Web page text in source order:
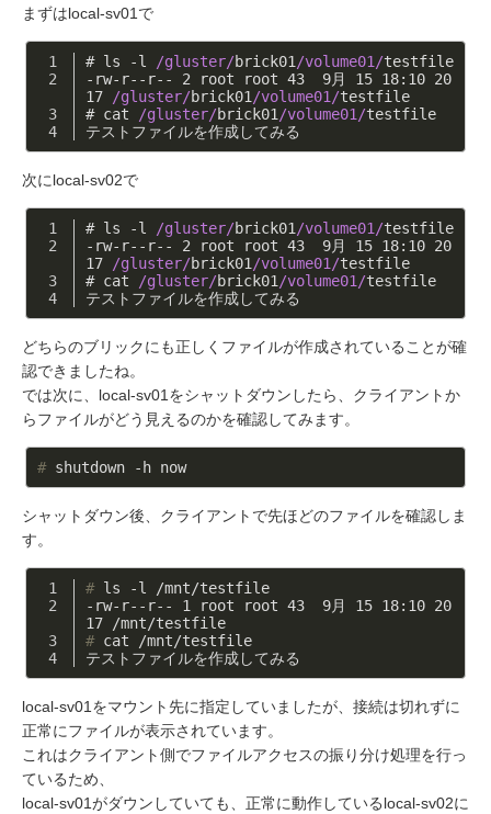
まずはlocal-sv01で
# ls -l /gluster/brick01/volume01/testfile
-rw-r--r-- 2 root root 43 9月 15 18: 10 20
17 /gluster/brick01/volume01/testfile
# cat /gluster/brick01/volume01/testfile
テストファイルを作成してみる
次にlocal-sv02で
# ls -l /gluster/brick01/volume01/testfile
-rw-r--r-- 2 root root 43 9月 15 18: 10 20
17 /gluster/brick01/volume01/testfile
# cat /gluster/brick01/volume01/testfile
テストファイルを作成してみる
どちらのブリックにも正しくファイルが作成されていることが確
認できましたね。
では次に、local-sv01をシャットダウンしたら、クライアントか
らファイルがどう見えるのかを確認してみます。
# shutdown -h now
シャットダウン後、クライアントで先ほどのファイルを確認しま
す。
# ls -l /mnt/testfile
-rw-r--r-- 1 root root 43  9月 15 18:10 20
17 /mnt/testfile
# cat /mnt/testfile
テストファイルを作成してみる
local-sv01をマウント先に指定していましたが、接続は切れずに
正常にファイルが表示されています。
これはクライアント側でファイルアクセスの振り分け処理を行っ
ているため、
local-sv01がダウンしていても、正常に動作しているlocal-sv02に